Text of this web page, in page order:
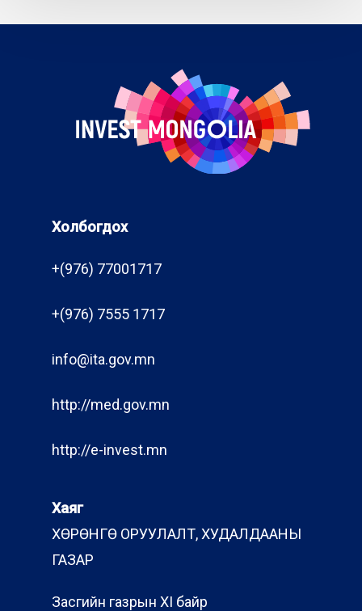
Холбогдох
+(976) 77001717
+(976) 7555 1717
info@ita.gov.mn
http://med.gov.mn
http://e-invest.mn
Хаяг
ХӨРӨНГӨ ОРУУЛАЛТ, ХУДАЛДААНЫ
ГАЗАР
Засгийн газрын XI байр